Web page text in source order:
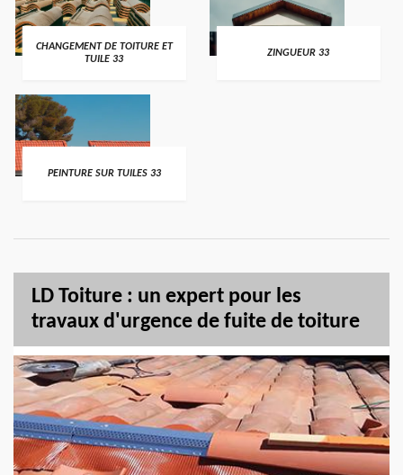
CHANGEMENT DE TOITURE ET
TUILE 33
ZINGUEUR 33
PEINTURE SUR TUILES 33
LD Toiture : un expert pour les
travaux d'urgence de fuite de toiture